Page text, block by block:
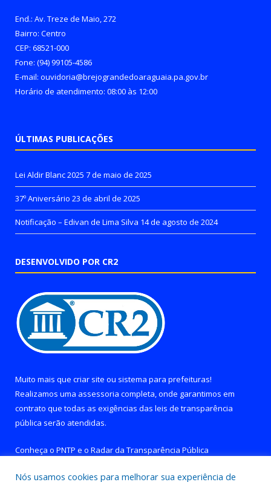
End.: Av. Treze de Maio, 272
Bairro: Centro
CEP: 68521-000
Fone: (94) 99105-4586
E-mail: ouvidoria@brejograndedoaraguaia.pa.gov.br
Horário de atendimento: 08:00 às 12:00
ÚLTIMAS PUBLICAÇÕES
Lei Aldir Blanc 2025 7 de maio de 2025
37º Aniversário 23 de abril de 2025
Notificação – Edivan de Lima Silva 14 de agosto de 2024
DESENVOLVIDO POR CR2
Muito mais que criar site ou sistema para prefeituras!
Realizamos uma assessoria completa, onde garantimos em
contrato que todas as exigências das leis de transparência
pública serão atendidas.
Conheça o PNTP e o Radar da Transparência Pública
Nós usamos cookies para melhorar sua experiência de